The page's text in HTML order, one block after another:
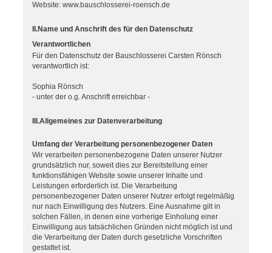
Website: www.bauschlosserei-roensch.de
II.Name und Anschrift des für den Datenschutz
Verantwortlichen
Für den Datenschutz der Bauschlosserei Carsten Rönsch
verantwortlich ist:
Sophia Rönsch
- unter der o.g. Anschrift erreichbar -
III.Allgemeines zur Datenverarbeitung
Umfang der Verarbeitung personenbezogener Daten
Wir verarbeiten personenbezogene Daten unserer Nutzer
grundsätzlich nur, soweit dies zur Bereitstellung einer
funktionsfähigen Website sowie unserer Inhalte und
Leistungen erforderlich ist. Die Verarbeitung
personenbezogener Daten unserer Nutzer erfolgt regelmäßig
nur nach Einwilligung des Nutzers. Eine Ausnahme gilt in
solchen Fällen, in denen eine vorherige Einholung einer
Einwilligung aus tatsächlichen Gründen nicht möglich ist und
die Verarbeitung der Daten durch gesetzliche Vorschriften
gestattet ist.